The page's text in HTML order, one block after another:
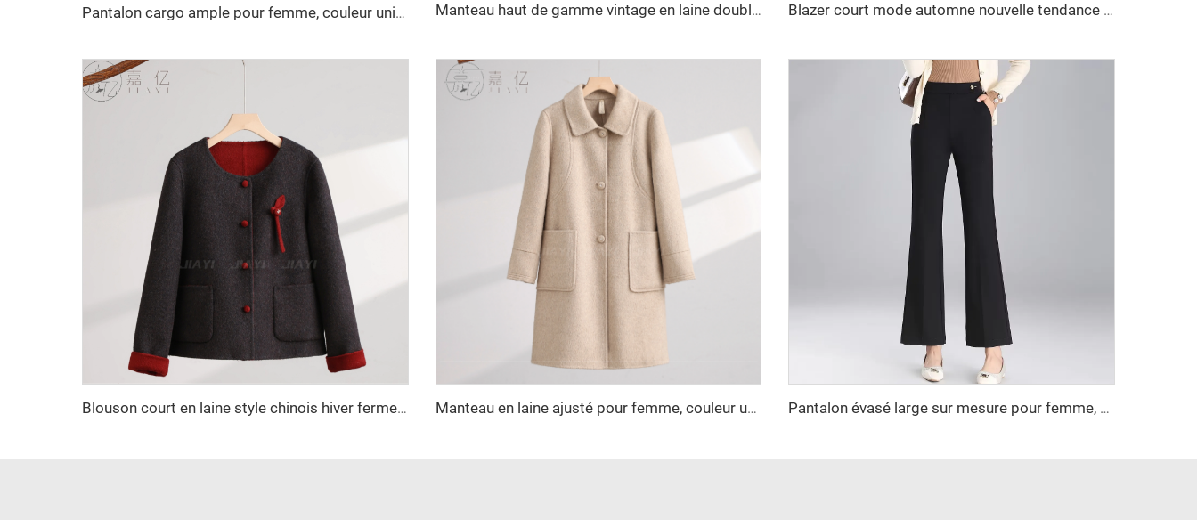
Pantalon cargo ample pour femme, couleur unie, jambes larges, pantalon décontracté, jeans teintés Manteau haut de gamme vintage en laine double face long automne/hiver décontracté petits revers croisé décor en fourrure de mouton Blazer court mode automne nouvelle tendance pour femme en tissu mélangé vêtement d'extérieur vintage à manches longues chic féminin
Blouson court en laine style chinois hiver fermeture simple boutonnage Manteau en laine ajusté pour femme, couleur unie, manches longues, veste chaude d'automne hiver, manteau ample - Événement promotionnel de transformation brute Pantalon évasé large sur mesure pour femme, pantalon décontracté de travail